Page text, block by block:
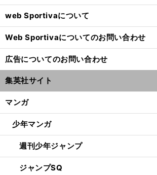
web Sportivaについて
Web Sportivaについてのお問い合わせ
広告についてのお問い合わせ
集英社サイト
マンガ
少年マンガ
週刊少年ジャンプ
ジャンプSQ